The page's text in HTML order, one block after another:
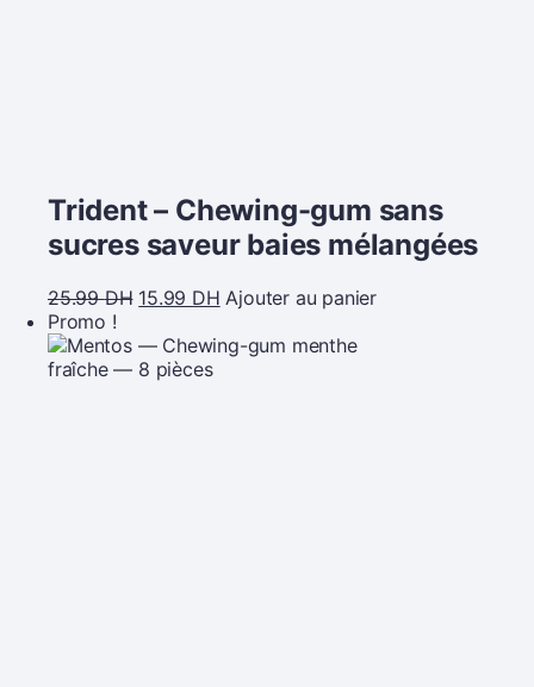
Trident – Chewing-gum sans
sucres saveur baies mélangées
25.99DH 15.99 DH Ajouter au panier
Promo !